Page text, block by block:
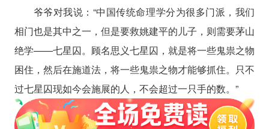
爷爷对我说：“中国传统命理学分为很多门派，我们
相门也是其中之一，但是要救姚建平的儿子，则需要茅山
绝学——七星囚。顾名思义七星囚，就是将一些鬼祟之物
困住，然后在施道法，将一些鬼祟之物才能够抓住。只不
过七星囚现如今会施展的人，不会超过一只手的数。”